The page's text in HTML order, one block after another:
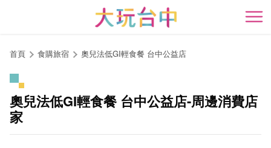
開
首頁 食購旅宿 奧兒法低GI輕食餐 台中公益店
奧兒法低GI輕食餐 台中公益店-周邊消費店
家